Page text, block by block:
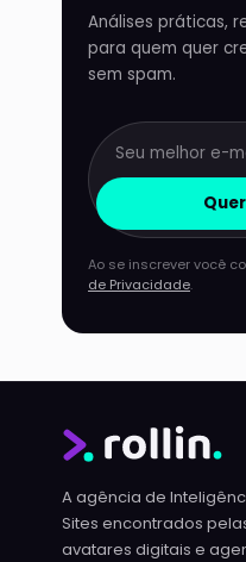
Análises práticas,
para quem quer
sem spam.
Ao se inscrever você
de Privacidade.
A agência de
Sites encontrados
avatares digitais e